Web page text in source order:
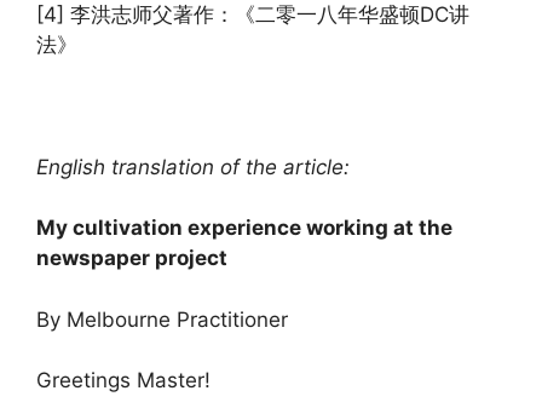
[4] 李洪志师父著作：《二零一八年华盛顿DC讲
法》
English translation of the article:
My cultivation experience working at the
newspaper project
By Melbourne Practitioner
Greetings Master!